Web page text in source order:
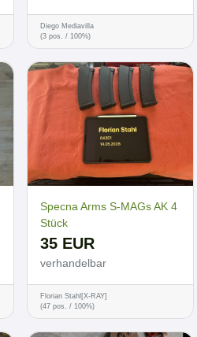
Diego Mediavilla
(3 pos. / 100%)
Specna Arms S-MAGs AK 4
Stück
35 EUR
verhandelbar
Florian Stahl[X-RAY]
(47 pos. / 100%)